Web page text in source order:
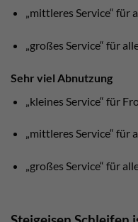
„mittleres Service“ für
„großes Service“ für
Sehr viel Abnutzung
„kleines Service“ für
„mittleres Service“ für
„großes Service“ für